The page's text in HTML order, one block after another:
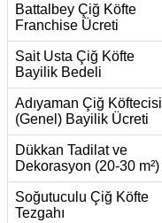
Battalbey Çiğ Köfte
Franchise Ücreti
Sait Usta Çiğ Köfte
Bayilik Bedeli
Adıyaman Çiğ Köftecisi
(Genel) Bayilik Ücreti
Dükkan Tadilat ve
Dekorasyon (20-30 m²)
Soğutuculu Çiğ Köfte
Tezgahı